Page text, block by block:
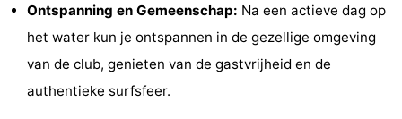
Binnenspeeltuinen
Minigolfbanen
Wellness
Ontspanning en Gemeenschap: Na een actieve dag op
het water kun je ontspannen in de gezellige omgeving
van de club, genieten van de gastvrijheid en de
authentieke surfsfeer.